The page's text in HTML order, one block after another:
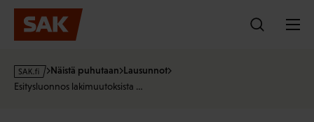
Hyppää
sisältöön
s
a
Näistä puhutaan Lausunnot
Esitysluonnos lakimuutoksista …